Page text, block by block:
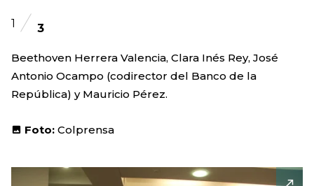
1 3
Beethoven Herrera Valencia, Clara Inés Rey, José
Antonio Ocampo (codirector del Banco de la
República) y Mauricio Pérez.
Foto: Colprensa